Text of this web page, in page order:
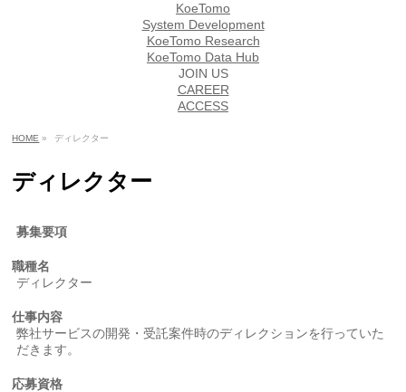
KoeTomo
System Development
KoeTomo Research
KoeTomo Data Hub
JOIN US
CAREER
ACCESS
HOME » ディレクター
ディレクター
募集要項
職種名
ディレクター
仕事内容
弊社サービスの開発・受託案件時のディレクションを行っていた
だきます。
応募資格